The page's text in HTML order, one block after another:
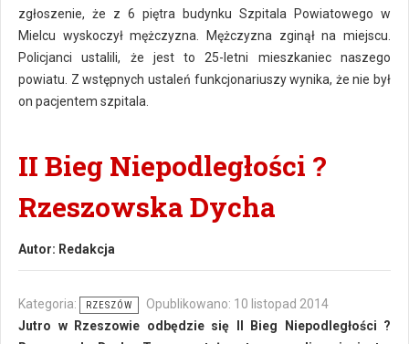
zgłoszenie, że z 6 piętra budynku Szpitala Powiatowego w
Mielcu wyskoczył mężczyzna. Mężczyzna zginął na miejscu.
Policjanci ustalili, że jest to 25-letni mieszkaniec naszego
powiatu. Z wstępnych ustaleń funkcjonariuszy wynika, że nie był
on pacjentem szpitala.
II Bieg Niepodległości ?
Rzeszowska Dycha
Autor: Redakcja
Kategoria: RZESZÓW
Opublikowano: 10 listopad 2014
Jutro w Rzeszowie odbędzie się II Bieg Niepodległości ?